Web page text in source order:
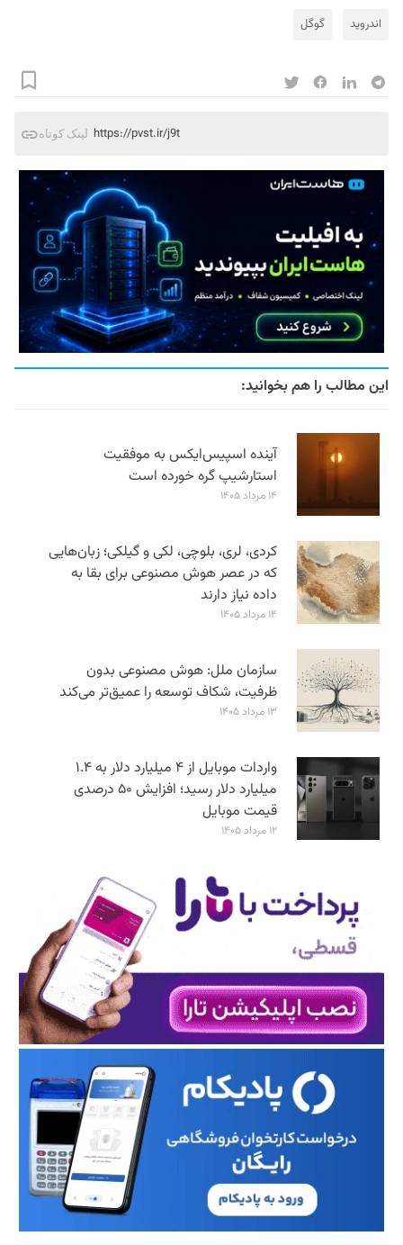
اندروید گوگل
لینک کوتاه https://pvst.ir/j9t
این مطالب را هم بخوانید:
آینده اسپیس‌ایکس به موفقیت
استارشیپ گره خورده است
۱۴ مرداد ۱۴۰۵
کردی، لری، بلوچی، لکی و گیلکی؛ زبان‌هایی
که در عصر هوش مصنوعی برای بقا به
داده نیاز دارند
۱۴ مرداد ۱۴۰۵
سازمان ملل: هوش مصنوعی بدون
ظرفیت، شکاف توسعه را عمیق‌تر می‌کند
۱۳ مرداد ۱۴۰۵
واردات موبایل از ۴ میلیارد دلار به ۱.۴
میلیارد دلار رسید؛ افزایش ۵۰ درصدی
قیمت موبایل
۱۲ مرداد ۱۴۰۵